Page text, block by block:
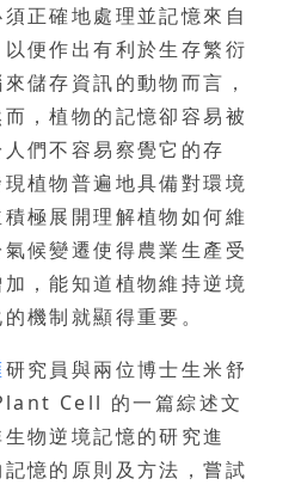
正確地處理並記憶來自
便作出有利於生存繁衍
儲存資訊的動物而言，
，植物的記憶卻容易被
們不容易察覺它的存
植物普遍地具備對環境
極展開理解植物如何維
候變遷使得農業生產受
，能知道植物維持逆境
機制就顯得重要。
研究員與兩位博士生米舒
Cell 的一篇綜述文
物逆境記憶的研究進
憶的原則及方法，嘗試